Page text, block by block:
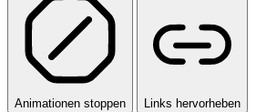
Animationen stoppen Links hervorheben